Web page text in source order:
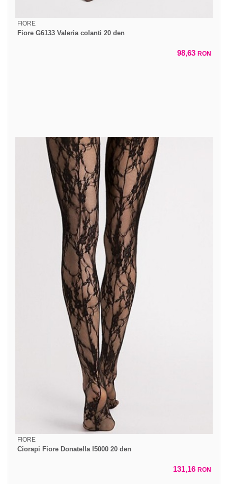
FIORE
Fiore G6133 Valeria colanti 20 den
98,63 RON
FIORE
Ciorapi Fiore Donatella I5000 20 den
131,16 RON